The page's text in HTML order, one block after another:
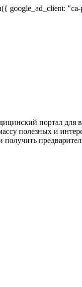
google_ad_client:
портал для
полезных и